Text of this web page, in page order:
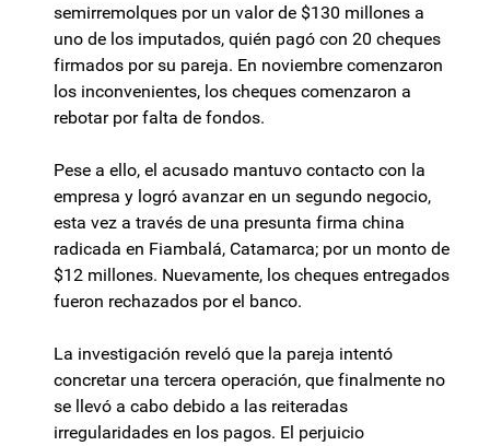
semirremolques por un valor de $130 millones a
uno de los imputados, quién pagó con 20 cheques
firmados por su pareja. En noviembre comenzaron
los inconvenientes, los cheques comenzaron a
rebotar por falta de fondos.
Pese a ello, el acusado mantuvo contacto con la
empresa y logró avanzar en un segundo negocio,
esta vez a través de una presunta firma china
radicada en Fiambalá, Catamarca; por un monto de
$12 millones. Nuevamente, los cheques entregados
fueron rechazados por el banco.
La investigación reveló que la pareja intentó
concretar una tercera operación, que finalmente no
se llevó a cabo debido a las reiteradas
irregularidades en los pagos. El perjuicio